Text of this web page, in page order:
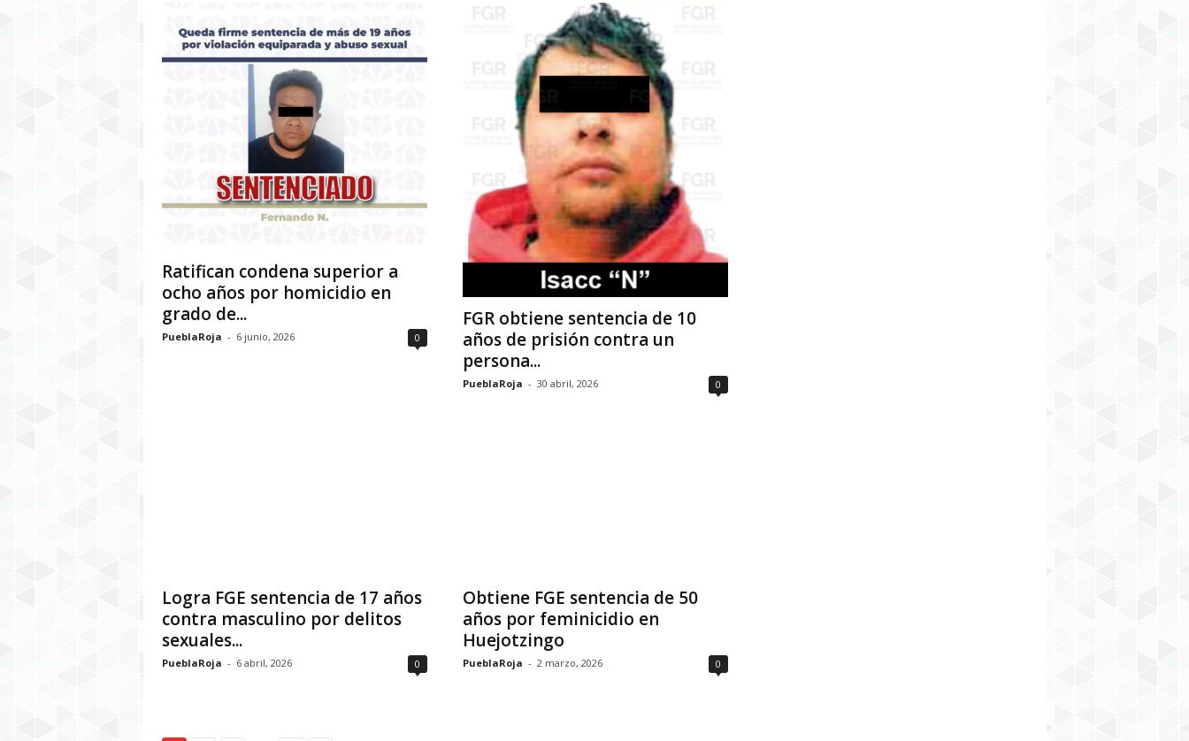
Ratifican condena superior a
ocho años por homicidio en
grado de...
PueblaRoja - 6 junio, 2026 0
FGR obtiene sentencia de 10
años de prisión contra un
persona...
PueblaRoja - 30 abril, 2026 0
Logra FGE sentencia de 17 años
contra masculino por delitos
sexuales...
PueblaRoja - 6 abril, 2026 0
Obtiene FGE sentencia de 50
años por feminicidio en
Huejotzingo
PueblaRoja - 2 marzo, 2026 0